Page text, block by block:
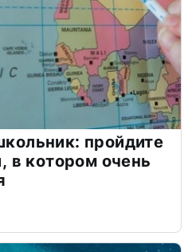
пройдите
в котором очень